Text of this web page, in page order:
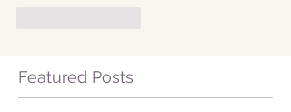
Featured Posts